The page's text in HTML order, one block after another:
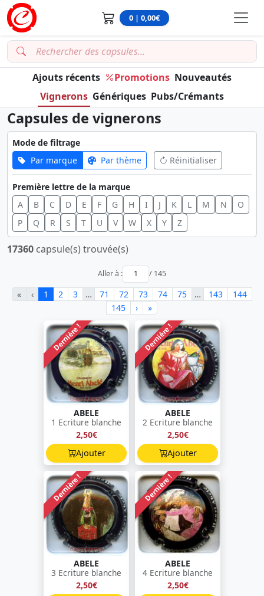
0 | 0,00€
Ajouts récents Promotions Nouveautés
Vignerons Génériques Pubs/Crémants
Capsules de vignerons
Mode de filtrage
Par marque
Par thème Réinitialiser
Première lettre de la marque
A
B C D E F G H I J K L M N
O
P
Q R S T U V W X Y Z
17360 capsule(s) trouvée(s)
Aller à : / 145
« ‹ 1 2 3 … 71 72 73 74 75 … 143
144
145
› »
Dernière !
ABELE
1 Ecriture blanche
2,50€
Ajouter
Dernière !
ABELE
2 Ecriture blanche
2,50€
Ajouter
Dernière !
ABELE
3 Ecriture blanche
2,50€
Dernière !
ABELE
4 Ecriture blanche
2,50€